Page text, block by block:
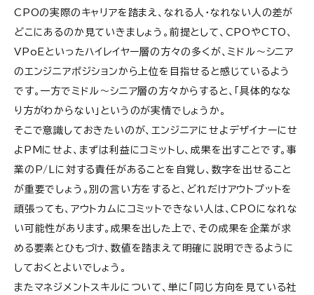
CPOの実際のキャリアを踏まえ、なれる人・なれない人の差が
どこにあるのか見ていきましょう。前提として、CPOやCTO、
VPoEといったハイレイヤー層の方々の多くが、ミドル～シニア
のエンジニアポジションから上位を目指せると感じているよう
です。一方でミドル～シニア層の方々からすると、「具体的なな
り方がわからない」というのが実情でしょうか。
そこで意識しておきたいのが、エンジニアにせよデザイナーにせ
よPMにせよ、まずは利益にコミットし、成果を出すことです。事
業のP/Lに対する責任があることを自覚し、数字を出せること
が重要でしょう。別の言い方をすると、どれだけアウトプットを
頑張っても、アウトカムにコミットできない人は、CPOになれな
い可能性があります。成果を出した上で、その成果を企業が求
める要素とひもづけ、数値を踏まえて明確に説明できるように
しておくとよいでしょう。
またマネジメントスキルについて、単に「同じ方向を見ている社